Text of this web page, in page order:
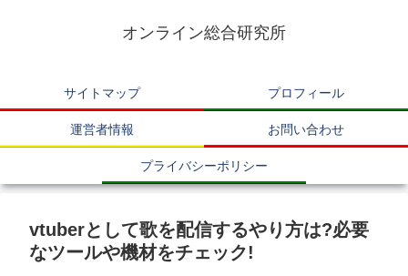
オンライン総合研究所
サイトマップ プロフィール
運営者情報 お問い合わせ
プライバシーポリシー
vtuberとして歌を配信するやり方は?必要
なツールや機材をチェック!